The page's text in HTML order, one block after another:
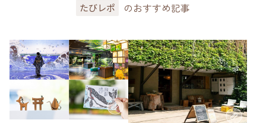
たびレポ のおすすめ記事